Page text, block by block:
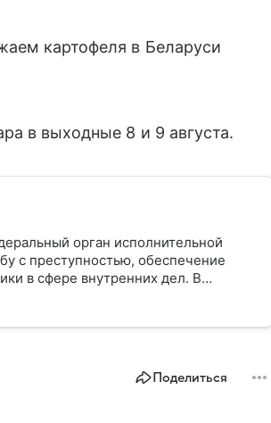
картофеля в Беларуси
в выходные 8 и 9 августа.
орган исполнительной
с преступностью, обеспечение
в сфере внутренних дел. В
выполняет министерство, как
Поделиться